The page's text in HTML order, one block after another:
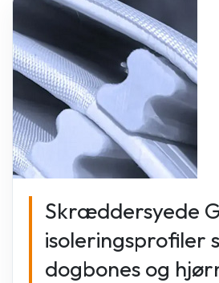
Skræddersyede
isoleringsprofiler
dogbones og